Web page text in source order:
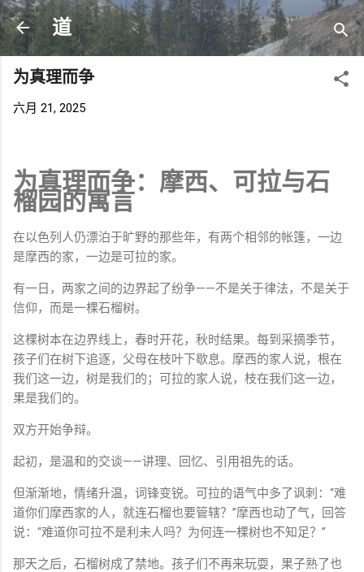
跳至主要内容
道
为真理而争
六月 21, 2025
为真理而争： 摩西、 可拉与石
榴园的寓言
在以色列人仍漂泊于旷野的那些年， 有两个相邻的帐篷， 一边
是摩西的家， 一边是可拉的家。
有一日， 两家之间的边界起了纷争——不是关于律法， 不是关于
信仰， 而是一棵石榴树。
这棵树本在边界线上， 春时开花， 秋时结果。 每到 采摘季节，
孩子们在树下追逐， 父母在枝叶下歇息。 摩西的家人说， 根在
我们这一边， 树是我们的； 可拉的家人说， 枝在我们这一边，
果是我们的。
双方开始争辩。
起初， 是温和的交谈——讲理、 回忆、 引用祖先的话。
但渐渐地， 情绪升温， 词锋变锐。 可拉的语气中多了讽刺：“难
道你们摩西家的人， 就连石榴也要管辖？”摩西也动了气，
回答
说：“难道你可拉不是利 未人吗？ 为何连一棵树也不知足？”
那天之后， 石榴树成了禁地。 孩子们不再来玩耍， 果子熟了也